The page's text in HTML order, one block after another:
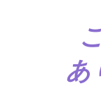
あ